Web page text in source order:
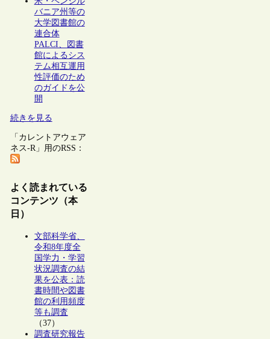
バニア州等の
大学図書館の
連合体
PALCI、図書
館によるシス
テム相互運用
性評価のため
のガイドを公
開
続きを見る
「カレントアウェア
ネス-R」用のRSS：
よく読まれている
コンテンツ（本
日）
文部科学省、
令和8年度全
国学力・学習
状況調査の結
果を公表：読
書時間や図書
館の利用頻度
等も調査
（37）
調査研究報告